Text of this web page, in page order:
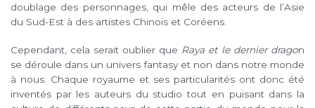
doublage des personnages, qui mêle des acteurs de l’Asie
du Sud-Est à des artistes Chinois et Coréens.
Cependant, cela serait oublier que Raya et le dernier dragon
se déroule dans un univers fantasy et non dans notre monde
à nous. Chaque royaume et ses particularités ont donc été
inventés par les auteurs du studio tout en puisant dans la